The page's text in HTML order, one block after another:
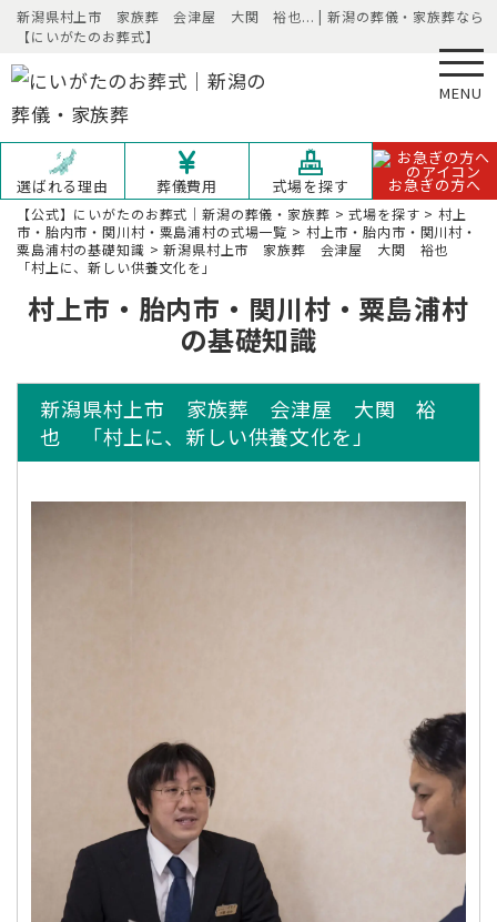
新潟県村上市 家族葬 会津屋 大関 裕也... | 新潟の葬儀・家族葬なら
【にいがたのお葬式】
MENU
選ばれる理由 葬儀費用 式場を探す お急ぎの方へ
【公式】にいがたのお葬式｜新潟の葬儀・家族葬 >式場を探す >村上
市・胎内市・関川村・粟島浦村の式場一覧 > 村上市・胎内市・関川村・
粟島浦村の基礎知識 >新潟県村上市 家族葬 会津屋 大関 裕也
「村上に、新しい供養文化を」
村上市・胎内市・関川村・粟島浦村
の基礎知識
新潟県村上市 家族葬 会津屋 大関 裕
也 「村上に、新しい供養文化を」